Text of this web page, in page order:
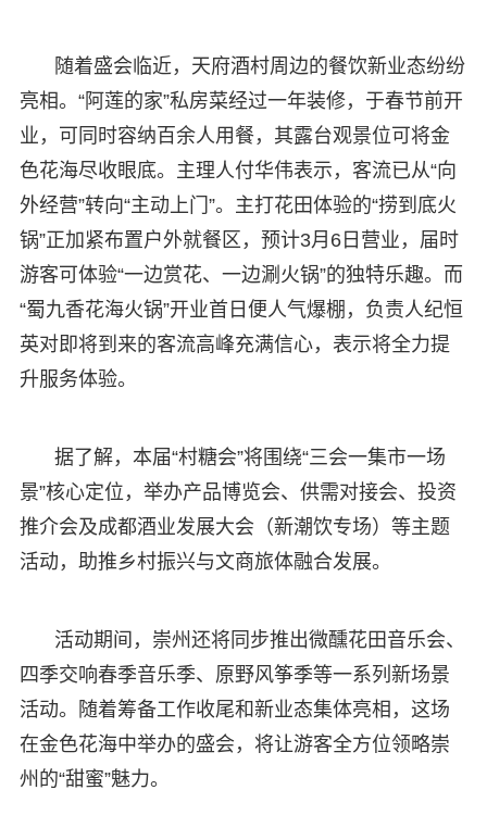
随着盛会临近，天府酒村周边的餐饮新业态纷纷
亮相。“阿莲的家”私房菜经过一年装修，于春节前开
业，可同时容纳百余人用餐，其露台观景位可将金
色花海尽收眼底。主理人付华伟表示，客流已从“向
外经营”转向“主动上门”。主打花田体验的“捞到底火
锅”正加紧布置户外就餐区，预计3月6日营业，届时
游客可体验“一边赏花、一边涮火锅”的独特乐趣。而
“蜀九香花海火锅”开业首日便人气爆棚，负责人纪恒
英对即将到来的客流高峰充满信心，表示将全力提
升服务体验。
据了解，本届“村糖会”将围绕“三会一集市一场
景”核心定位，举办产品博览会、供需对接会、投资
推介会及成都酒业发展大会（新潮饮专场）等主题
活动，助推乡村振兴与文商旅体融合发展。
活动期间，崇州还将同步推出微醺花田音乐会、
四季交响春季音乐季、原野风筝季等一系列新场景
活动。随着筹备工作收尾和新业态集体亮相，这场
在金色花海中举办的盛会，将让游客全方位领略崇
州的“甜蜜”魅力。